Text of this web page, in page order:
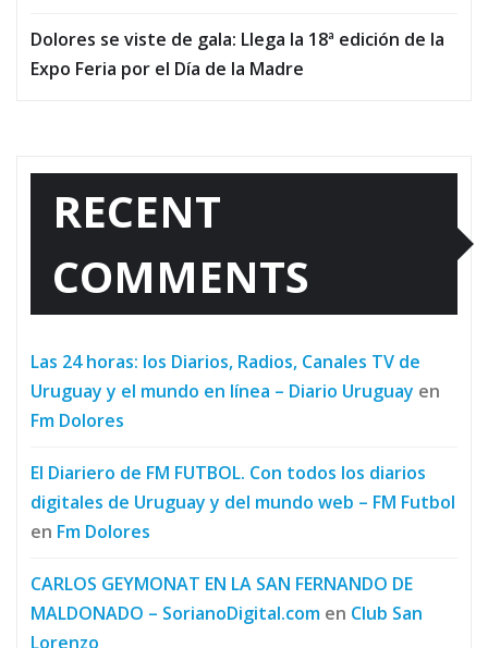
Dolores se viste de gala: Llega la 18ª edición de la
Expo Feria por el Día de la Madre
RECENT
COMMENTS
Las 24 horas: los Diarios, Radios, Canales TV de
Uruguay y el mundo en línea – Diario Uruguay en
Fm Dolores
El Diariero de FM FUTBOL. Con todos los diarios
digitales de Uruguay y del mundo web – FM Futbol
en Fm Dolores
CARLOS GEYMONAT EN LA SAN FERNANDO DE
MALDONADO – SorianoDigital.com en Club San
Lorenzo